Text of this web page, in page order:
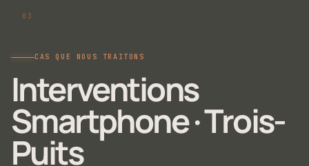
CAS QUE NOUS TRAITONS
Interventions
Smartphone · Trois-
Puits